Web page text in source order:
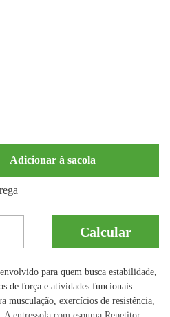
Adicionar à sacola
para quem busca estabilidade,
de força e atividades funcionais.
musculação, exercícios de resistência,